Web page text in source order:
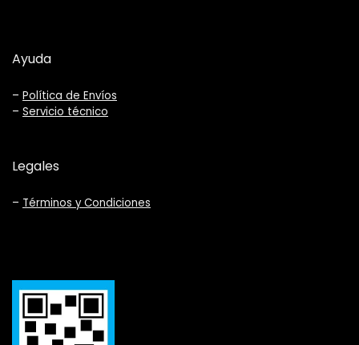
Ayuda
– Política de Envíos
– Servicio técnico
Legales
– Términos y Condiciones